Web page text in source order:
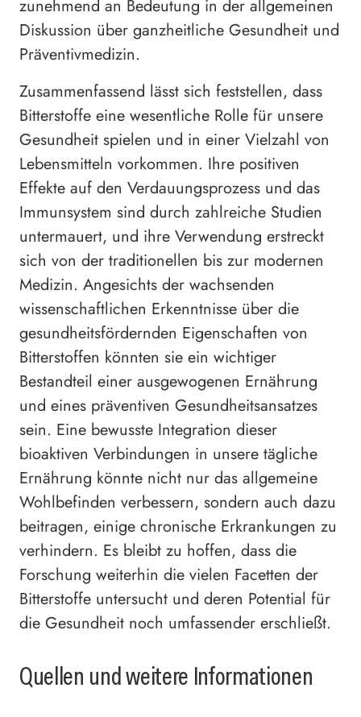
zunehmend an Bedeutung in der allgemeinen
Diskussion über ganzheitliche Gesundheit und
Präventivmedizin.
Zusammenfassend lässt sich feststellen, dass
Bitterstoffe eine wesentliche Rolle für unsere
Gesundheit spielen und in einer Vielzahl von
Lebensmitteln vorkommen. Ihre positiven
Effekte auf den Verdauungsprozess und das
Immunsystem sind durch zahlreiche Studien
untermauert, und ihre Verwendung erstreckt
sich von der traditionellen bis zur modernen
Medizin. Angesichts der wachsenden
wissenschaftlichen Erkenntnisse über die
gesundheitsfördernden Eigenschaften von
Bitterstoffen könnten sie ein wichtiger
Bestandteil einer ausgewogenen Ernährung
und eines präventiven Gesundheitsansatzes
sein. Eine bewusste Integration dieser
bioaktiven Verbindungen in unsere tägliche
Ernährung könnte nicht nur das allgemeine
Wohlbefinden verbessern, sondern auch dazu
beitragen, einige chronische Erkrankungen zu
verhindern. Es bleibt zu hoffen, dass die
Forschung weiterhin die vielen Facetten der
Bitterstoffe untersucht und deren Potential für
die Gesundheit noch umfassender erschließt.
Quellen und weitere Informationen